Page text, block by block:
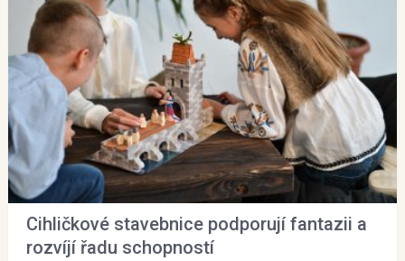
Cihličkové stavebnice podporují fantazii a
rozvíjí řadu schopností